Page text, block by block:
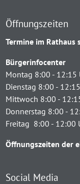
Öffnungszeiten
Termine im
Bürgerinfocenter
Montag 8:00 - 12:15
Dienstag 8:00 -
Mittwoch 8:00 -
Donnerstag 8:00 -
Freitag 8:00 - 12:00
Öffnungszeiten der
Social Media